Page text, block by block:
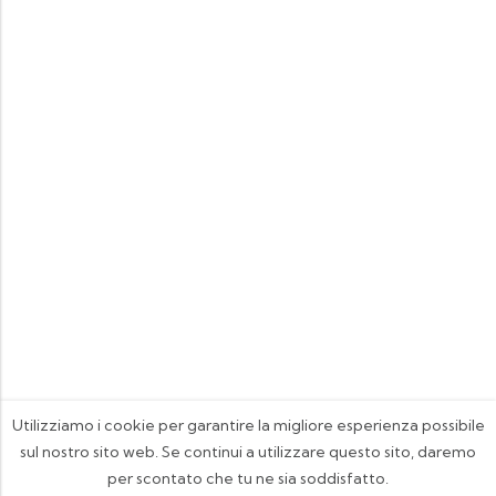
Utilizziamo i cookie per garantire la migliore esperienza possibile
sul nostro sito web. Se continui a utilizzare questo sito, daremo
per scontato che tu ne sia soddisfatto.